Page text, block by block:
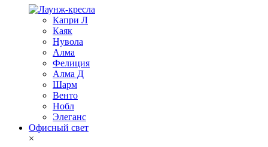
Капри Л
Каяк
Нувола
Алма
Фелиция
Алма Д
Шарм
Венто
Нобл
Элеганс
Офисный свет
×